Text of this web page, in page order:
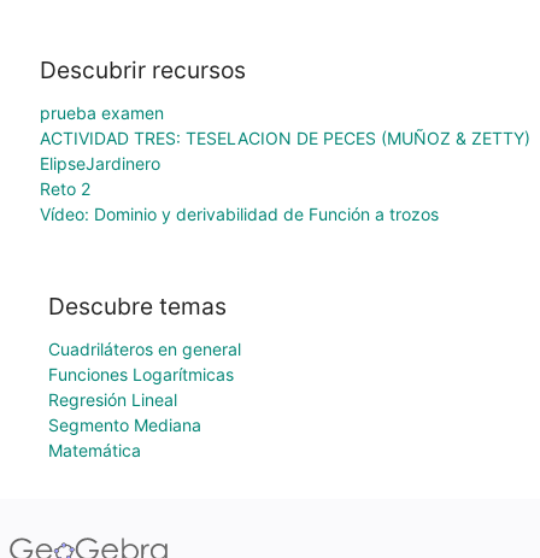
Descubrir recursos
prueba examen
ACTIVIDAD TRES: TESELACION DE PECES (MUÑOZ & ZETTY)
ElipseJardinero
Reto 2
Vídeo: Dominio y derivabilidad de Función a trozos
Descubre temas
Cuadriláteros en general
Funciones Logarítmicas
Regresión Lineal
Segmento Mediana
Matemática